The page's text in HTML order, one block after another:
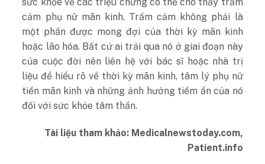
sức khỏe về các triệu chứng có thể cho thấy trầm
cảm phụ nữ mãn kinh. Trầm cảm không phải là
một phần được mong đợi của thời kỳ mãn kinh
hoặc lão hóa. Bất cứ ai trải qua nó ở giai đoạn này
của cuộc đời nên liên hệ với bác sĩ hoặc nhà trị
liệu để hiểu rõ về thời kỳ mãn kinh, tâm lý phụ nữ
tiền mãn kinh và những ảnh hưởng tiềm ẩn của nó
đối với sức khỏe tâm thần.
Tài liệu tham khảo: Medicalnewstoday.com,
Patient.info